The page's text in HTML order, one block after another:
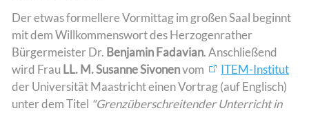
Der etwas formellere Vormittag im großen Saal beginnt
mit dem Willkommenswort des Herzogenrather
Bürgermeister Dr. Benjamin Fadavian. Anschließend
wird Frau LL. M. Susanne Sivonenvom
ITEM-Institut
der Universität Maastricht einen Vortrag (auf Englisch)
unter dem Titel "Grenzüberschreitender Unterricht in